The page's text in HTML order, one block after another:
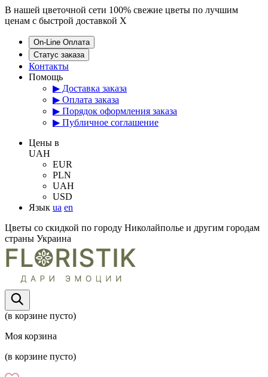
В нашей цветочной сети 100% свежие цветы по лучшим
ценам с быстрой доставкой X
On-Line Оплата
Статус заказа
Контакты
Помощь
▶ Доставка заказа
▶ Оплата заказа
▶ Порядок оформления заказа
▶ Публичное соглашение
Цены в
UAH
EUR
PLN
UAH
USD
Язык ua en
Цветы со скидкой по городу Николайполье и другим городам
страны Украина
(в корзине пусто)
Моя корзина
(в корзине пусто)